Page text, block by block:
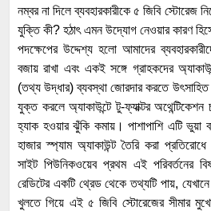
নম্বর না দিলে ব্যবহারকারীকে ৫ জিবি স্টোরেজ
যুক্তি কী? হঠাৎ এমন উদ্যোগ নেওয়ার কারণ
পদক্ষেপের উদ্দেশ্য হলো আমাদের
বজায় রাখা এবং একই সঙ্গে গ্রাহকদের
(তথ্য উদ্ধার) ব্যবস্থা জোরদার করতে উৎসাহিত
যুক্ত করলে অ্যাকাউন্টে টু-ফ্যাক্টর
হ্যাক হওয়ার ঝুঁকি কমায়। পাশাপাশি এটি ভুয়া
হাজার স্প্যাম অ্যাকাউন্ট তৈরি করা
সাইট পিউনিকওয়েব প্রথম এই পরিবর্তনের
রেডিটের একটি থ্রেড থেকে তথ্যটি পায়,
খুলতে গিয়ে এই ৫ জিবি স্টোরেজের সীমার